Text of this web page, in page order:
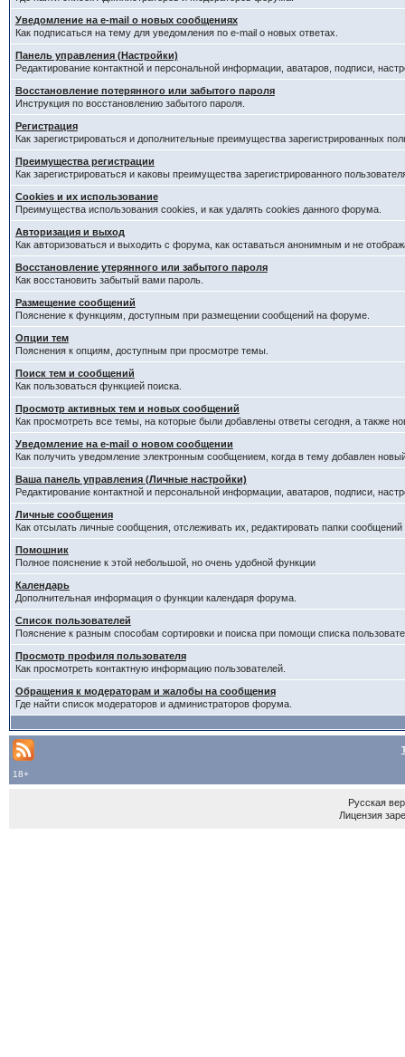
Уведомление на e-mail о новых сообщениях
Как подписаться на тему для уведомления по e-mail о новых ответах.
Панель управления (Настройки)
Редактирование контактной и персональной информации, аватаров, подписи,
Восстановление потерянного или забытого пароля
Инструкция по восстановлению забытого пароля.
Регистрация
Как зарегистрироваться и дополнительные преимущества зарегистрированных
Преимущества регистрации
Как зарегистрироваться и каковы преимущества зарегистрированного
Cookies и их использование
Преимущества использования cookies, и как удалять cookies данного форума.
Авторизация и выход
Как авторизоваться и выходить с форума, как оставаться анонимным и не
Восстановление утерянного или забытого пароля
Как восстановить забытый вами пароль.
Размещение сообщений
Пояснение к функциям, доступным при размещении сообщений на форуме.
Опции тем
Пояснения к опциям, доступным при просмотре темы.
Поиск тем и сообщений
Как пользоваться функцией поиска.
Просмотр активных тем и новых сообщений
Как просмотреть все темы, на которые были добавлены ответы сегодня, а также
Уведомление на е-mail о новом сообщении
Как получить уведомление электронным сообщением, когда в тему добавлен
Ваша панель управления (Личные настройки)
Редактирование контактной и персональной информации, аватаров, подписи,
Личные сообщения
Как отсылать личные сообщения, отслеживать их, редактировать папки
Помошник
Полное пояснение к этой небольшой, но очень удобной функции
Календарь
Дополнительная информация о функции календаря форума.
Список пользователей
Пояснение к разным способам сортировки и поиска при помощи списка
Просмотр профиля пользователя
Как просмотреть контактную информацию пользователей.
Обращения к модераторам и жалобы на сообщения
Где найти список модераторов и администраторов форума.
18+
Русская
Лицензия